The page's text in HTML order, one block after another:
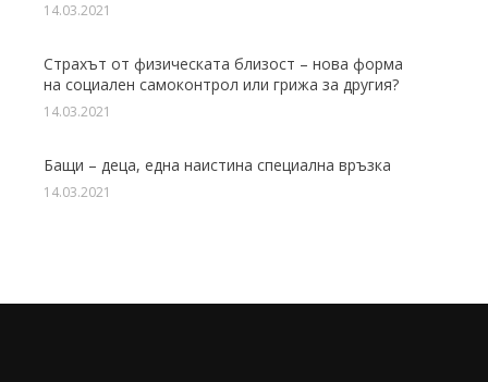
14.03.2021
Страхът от физическата близост – нова форма
на социален самоконтрол или грижа за другия?
14.03.2021
Бащи – деца, една наистина специална връзка
14.03.2021